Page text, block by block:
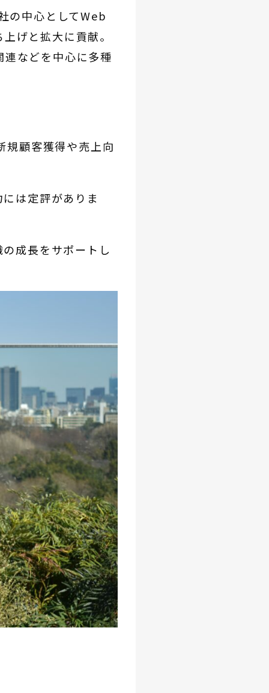
の中心としてWeb
げと拡大に貢献。
などを中心に多種
規顧客獲得や売上向
は定評がありま
成長をサポートし